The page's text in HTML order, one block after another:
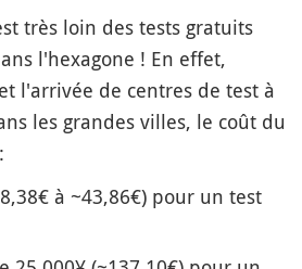
très loin des tests gratuits
l'hexagone ! En effet,
et l'arrivée de centres de test à
les grandes villes, le coût du
à ~43,86€) pour un test